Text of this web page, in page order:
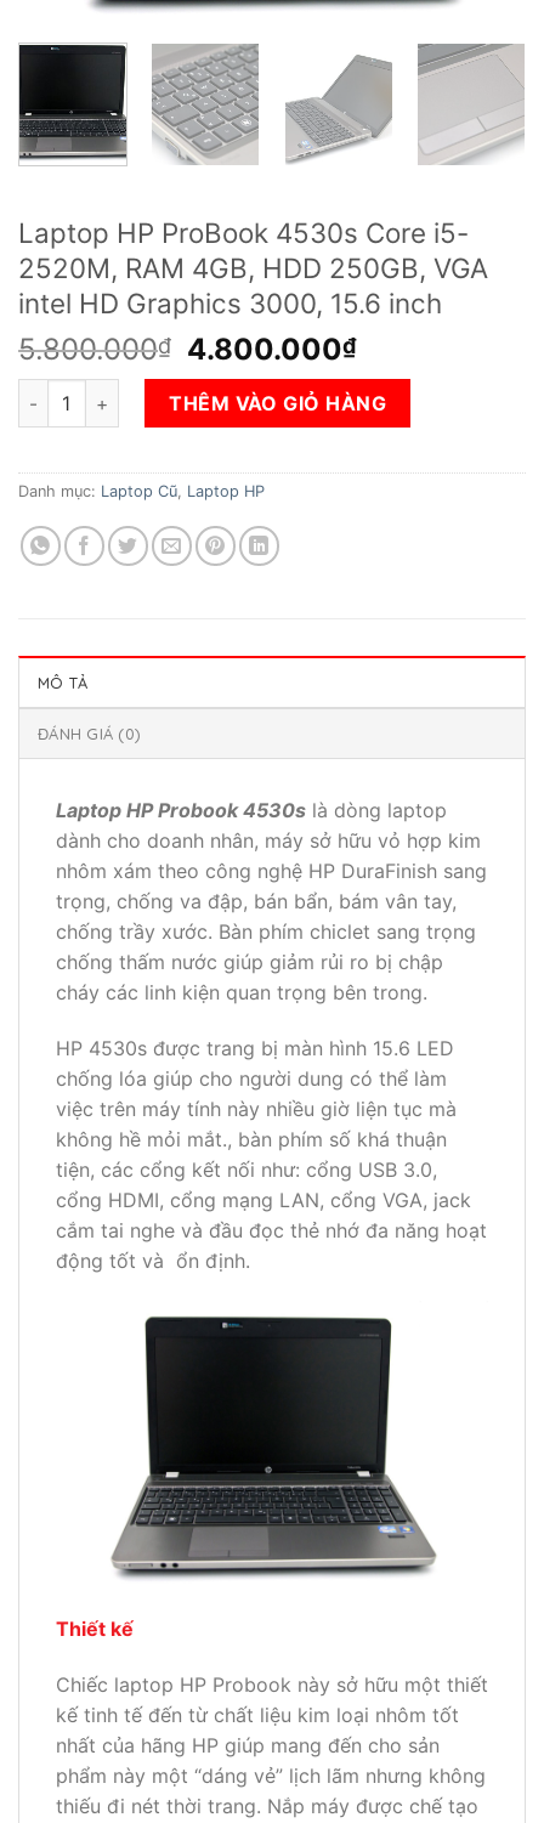
Laptop HP ProBook 4530s Core i5-
2520M, RAM 4GB, HDD 250GB, VGA
intel HD Graphics 3000, 15.6 inch
5.800.000₫
Giá
gốc
là:
5.800.000₫.
4.800.000₫Giá
hiện
tại
là:
4.800.000₫.
Laptop HP ProBook 4530s Core i5-2520M, RAM 4GB, HDD
THÊM VÀO GIỎ HÀNG
Danh mục: Laptop Cũ Laptop HP
MÔ TẢ
ĐÁNH GIÁ (0)
Laptop HP Probook 4530s là dòng laptop
dành cho doanh nhân, máy sở hữu vỏ hợp kim
nhôm xám theo công nghệ HP DuraFinish sang
trọng, chống va đập, bán bẩn, bám vân tay,
chống trầy xước. Bàn phím chiclet sang trọng
chống thấm nước giúp giảm rủi ro bị chập
cháy các linh kiện quan trọng bên trong.
HP 4530s được trang bị màn hình 15.6 LED
chống lóa giúp cho người dung có thể làm
việc trên máy tính này nhiều giờ liện tục mà
không hề mỏi mắt., bàn phím số khá thuận
tiện, các cổng kết nối như: cổng USB 3.0,
cổng HDMI, cổng mạng LAN, cổng VGA, jack
cắm tai nghe và đầu đọc thẻ nhớ đa năng hoạt
động tốt và ổn định.
Thiết kế
Chiếc laptop HP Probook này sở hữu một thiết
kế tinh tế đến từ chất liệu kim loại nhôm tốt
nhất của hãng HP giúp mang đến cho sản
phẩm này một “dáng vẻ” lịch lãm nhưng không
thiếu đi nét thời trang. Nắp máy được chế tạo